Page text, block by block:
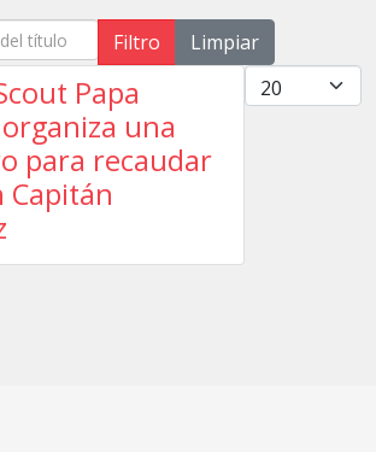
título Filtro
Limpiar
Cantidad
Papa
una
para recaudar
Capitán